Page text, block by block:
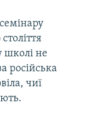
школі не
російська
чиї